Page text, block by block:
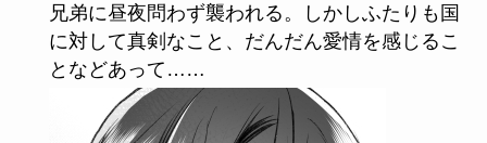
兄弟に昼夜問わず襲われる。しかしふたりも国
に対して真剣なこと、だんだん愛情を感じるこ
となどあって……